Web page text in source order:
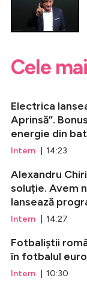
Cele
Electrica
Aprinsă”.
energie din
Intern | 14:23
Alexandru
soluție. Avem
lansează
Intern | 14:27
Fotbaliștii
în fotbalul
Intern | 10:30